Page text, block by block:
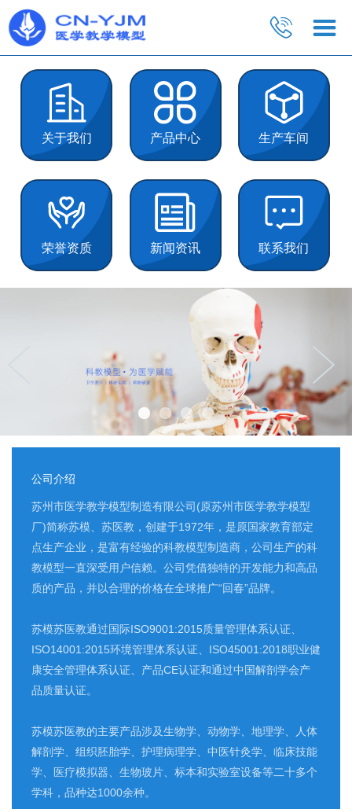
关于我们 产品中心 生产车间
荣誉资质 新闻资讯 联系我们
公司介绍
苏州市医学教学模型制造有限公司(原苏州市医学教学模型
厂)简称苏模、苏医教，创建于1972年，是原国家教育部定
点生产企业，是富有经验的科教模型制造商，公司生产的科
教模型一直深受用户信赖。公司凭借独特的开发能力和高品
质的产品，并以合理的价格在全球推广“回春”品牌。
苏模苏医教通过国际ISO9001:2015质量管理体系认证、
ISO14001:2015环境管理体系认证、ISO45001:2018职业健
康安全管理体系认证、产品CE认证和通过中国解剖学会产
品质量认证。
苏模苏医教的主要产品涉及生物学、动物学、地理学、人体
解剖学、组织胚胎学、护理病理学、中医针灸学、临床技能
学、医疗模拟器、生物玻片、标本和实验室设备等二十多个
学科，品种达1000余种。